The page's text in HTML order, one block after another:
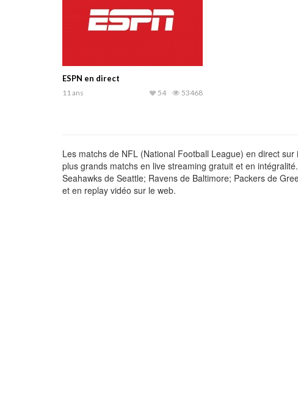
ESPN en direct
11 ans 53468
54
Les matchs de NFL (National Football League) en direct
plus grands matchs en live streaming gratuit et en
Seahawks de Seattle; Ravens de Baltimore; Packers de
et en replay vidéo sur le web.